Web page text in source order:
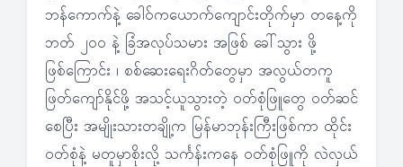
ဘန်ကောက်နဲ့ ခေါဝ်ကယောက်ကျောင်းတိုက်မှာ တနေ့ကို
ဘတ် ၂၀၀ နဲ့ ခြံအလုပ်သမား အဖြစ် ခေါ်သွား ဖို့
ဖြစ်ကြောင်း ၊ စစ်ဆေးရေးဂိတ်တွေမှာ အလွယ်တကူ
ဖြတ်ကျော်နိုင်ဖို့ အသင့်ယူသွားတဲ့ ဝတ်စုံဖြူတွေ ဝတ်ဆင်
စေပြီး အမျိုးသားတချို့က မြန်မာဘုန်းကြီးဖြစ်ကာ ထိုင်း
ဝတ်စုံနဲ့ မတူမှာစိုးလို့ သင်္ကန်းကနေ ဝတ်စုံဖြူကို လဲလှယ်